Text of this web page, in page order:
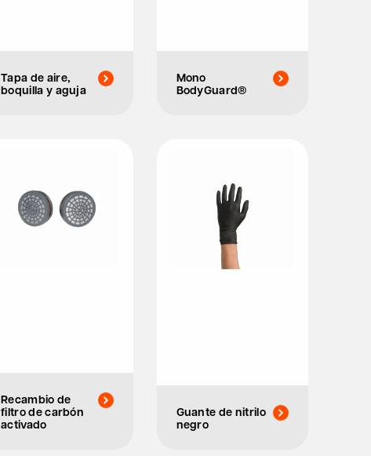
Tapa de aire,
boquilla y aguja
Mono
BodyGuard®
Recambio de
filtro de carbón
activado
Guante de nitrilo
negro